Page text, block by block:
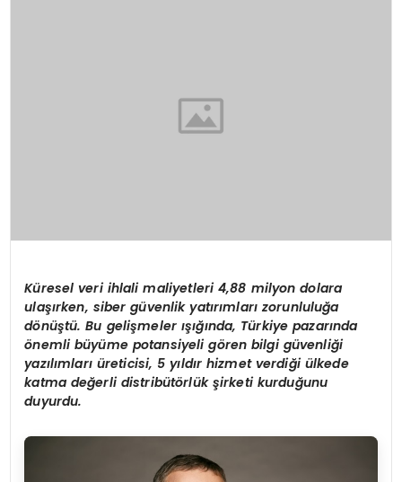
Küresel veri ihlali maliyetleri 4,88 milyon dolara
ulaşırken, siber güvenlik yatırımları zorunluluğa
dönüştü. Bu gelişmeler ışığında, Türkiye pazarında
önemli büyüme potansiyeli gören bilgi güvenliği
yazılımları üreticisi, 5 yıldır hizmet verdiği ülkede
katma değerli distribütörlük şirketi kurduğunu
duyurdu.